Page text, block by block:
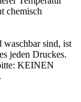
chemisch
sind, ist
jeden Druckes.
KEINEN